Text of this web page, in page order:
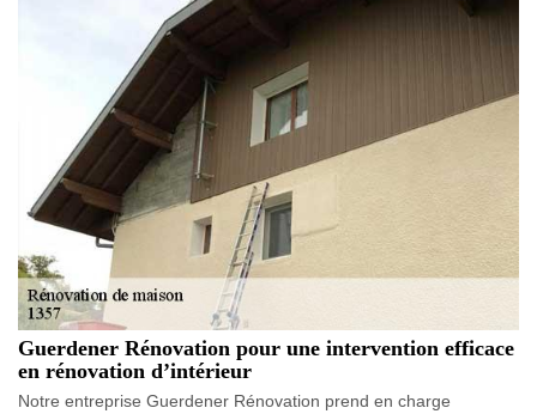
Guerdener Rénovation pour une intervention efficace
en rénovation d’intérieur
Notre entreprise Guerdener Rénovation prend en charge